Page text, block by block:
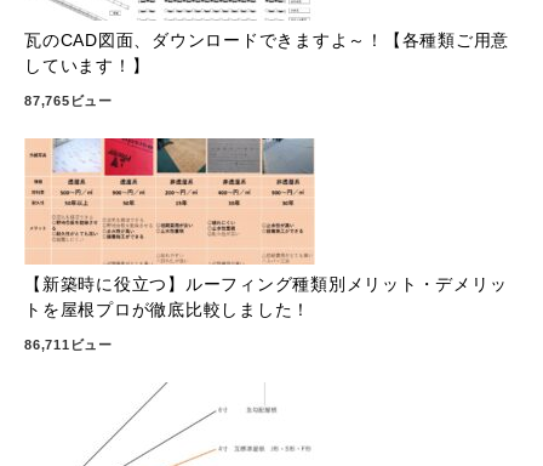
瓦のCAD図面、ダウンロードできますよ～！【各種類ご用意
しています！】
87,765ビュー
【新築時に役立つ】ルーフィング種類別メリット・デメリッ
トを屋根プロが徹底比較しました！
86,711ビュー